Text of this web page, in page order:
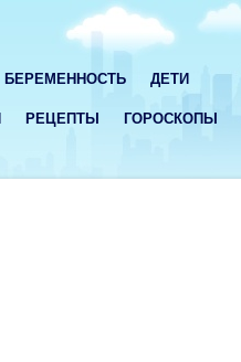
БЕРЕМЕННОСТЬ ДЕТИ
РЕЦЕПТЫ ГОРОСКОПЫ